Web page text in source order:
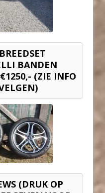
BANDEN
(ZIE INFO
(DRUK OP